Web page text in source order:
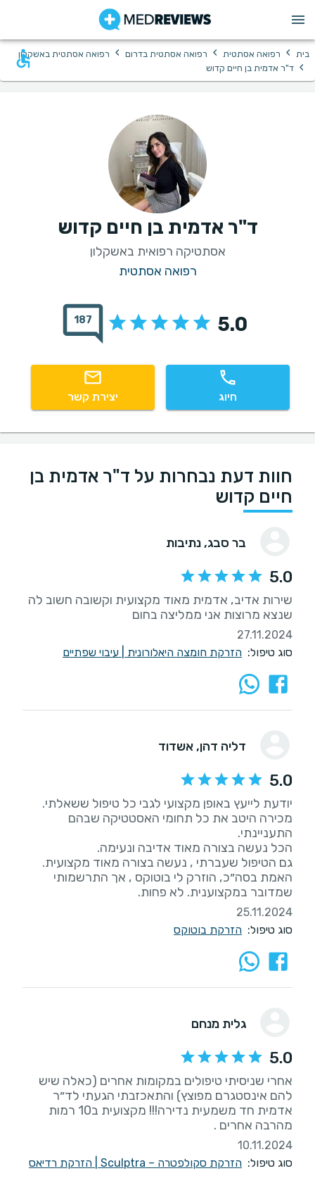
בית › רפואה אסתטית › רפואה אסתטית בדרום › רפואה אסתטית באשקלון
› ד"ר אדמית בן חיים קדוש
ד"ר אדמית בן חיים קדוש
אסתטיקה רפואית באשקלון
רפואה אסתטית
5.0
187
חיוג יצירת קשר
חוות דעת נבחרות על ד"ר אדמית בן
חיים קדוש
בר סבג, נתיבות
5.0
שירות אדיב, אדמית מאוד מקצועית וקשובה חשוב לה
שנצא מרוצות אני ממליצה בחום
27.11.2024
סוג טיפול: הזרקת חומצה היאלורונית עיבוי שפתיים
דליה דהן, אשדוד
5.0
יודעת לייעץ באופן מקצועי לגבי כל טיפול ששאלתי.
מכירה היטב את כל תחומי האסטטיקה שבהם
האמת בסה״כ, הוזרק לי בוטוקס , אך התרשמותי
שמדובר במקצוענית. לא פחות.
25.11.2024
סוג טיפול: הזרקת בוטוקס
גלית מנחם
5.0
אחרי שניסיתי טיפולים במקומות אחרים (כאלה שיש
להם אינסטגרם מפוצץ) והתאכזבתי הגעתי לד״ר
אדמית חד משמעית נדירה!!! מקצועית ב10 רמות
מהרבה אחרים .
10.11.2024
סוג טיפול: הזרקת סקולפטרה – Sculptra
הזרקת רדיאס